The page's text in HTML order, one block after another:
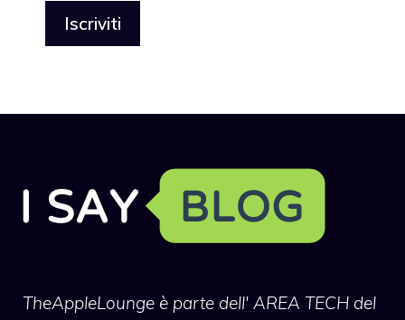
TheAppleLounge è parte dell' AREA TECH del